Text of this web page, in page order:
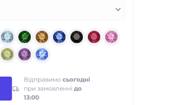
Відправимо сьогодні
при замовленні до
13:00